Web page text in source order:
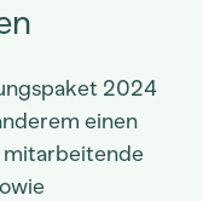
2024
einen
mitarbeitende